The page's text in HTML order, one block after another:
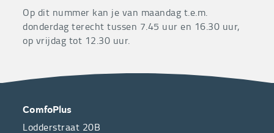
Op dit nummer kan je van maandag t.e.m.
donderdag terecht tussen 7.45 uur en 16.30 uur,
op vrijdag tot 12.30 uur.
OVER
ONS
CONTACT
ComfoPlus
Lodderstraat 20B